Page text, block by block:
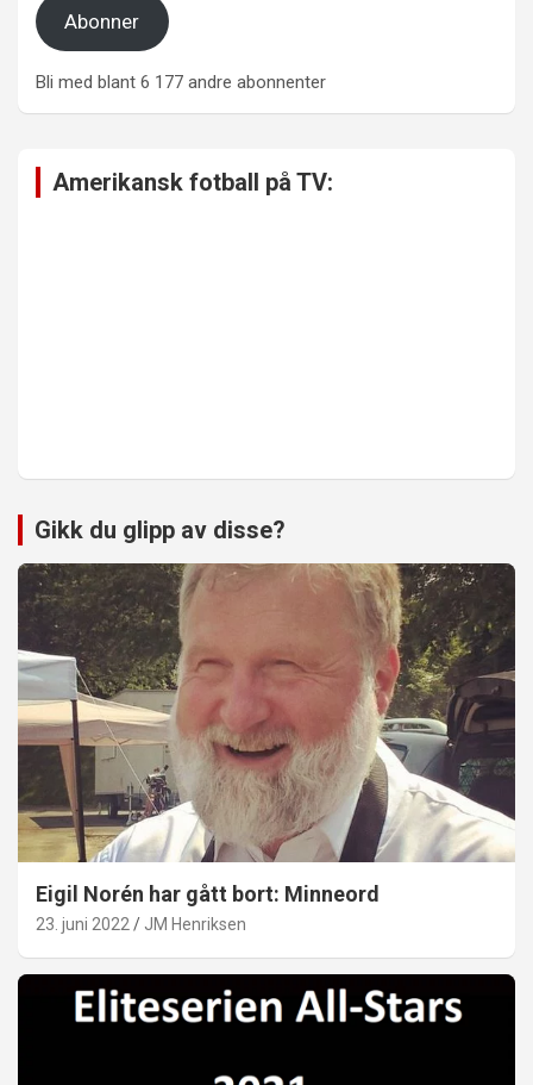
Abonner
Bli med blant 6 177 andre abonnenter
Amerikansk fotball på TV:
Gikk du glipp av disse?
Eigil Norén har gått bort: Minneord
23. juni 2022 JM Henriksen